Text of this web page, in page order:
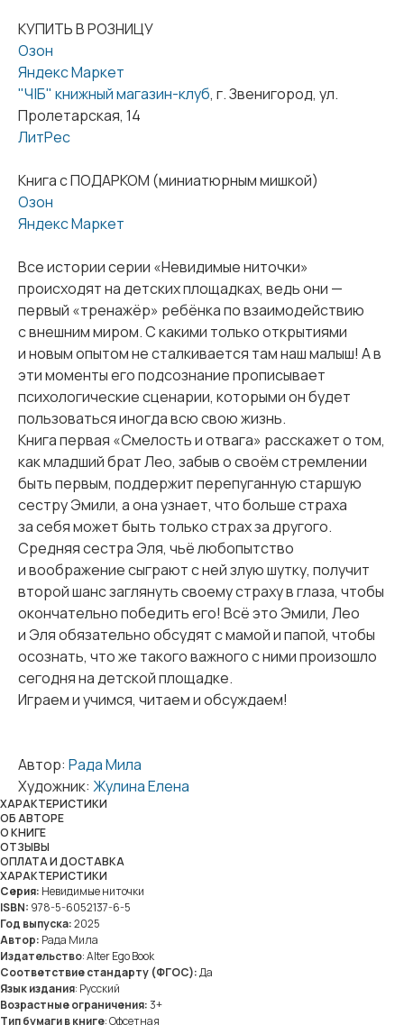
КУПИТЬ В РОЗНИЦУ
Озон
Яндекс Маркет
"Ч|Б" книжный магазин-клуб, г. Звенигород, ул.
Пролетарская, 14
ЛитРес
Книга с ПОДАРКОМ (миниатюрным мишкой)
Озон
Яндекс Маркет
Все истории серии «Невидимые ниточки»
происходят на детских площадках, ведь они —
первый «тренажёр» ребёнка по взаимодействию
с внешним миром. С какими только открытиями
и новым опытом не сталкивается там наш малыш! А в
эти моменты его подсознание прописывает
психологические сценарии, которыми он будет
пользоваться иногда всю свою жизнь.
Книга первая «Смелость и отвага» расскажет о том,
как младший брат Лео, забыв о своём стремлении
быть первым, поддержит перепуганную старшую
сестру Эмили, а она узнает, что больше страха
за себя может быть только страх за другого.
Средняя сестра Эля, чьё любопытство
и воображение сыграют с ней злую шутку, получит
второй шанс заглянуть своему страху в глаза, чтобы
окончательно победить его! Всё это Эмили, Лео
и Эля обязательно обсудят с мамой и папой, чтобы
осознать, что же такого важного с ними произошло
сегодня на детской площадке.
Играем и учимся, читаем и обсуждаем!
Автор: Рада Мила
Художник: Жулина Елена
ХАРАКТЕРИСТИКИ
OБ АВТОРЕ
О КНИГЕ
ОТЗЫВЫ
ОПЛАТА И ДОСТАВКА
ХАРАКТЕРИСТИКИ
Серия: Невидимые ниточки
ISBN: 978-5-6052137-6-5
Год выпуска:2025
Автор: Рада Мила
Издательство: Alter Ego Book
Соответствие стандарту (ФГОС):Да
Язык издания: Русский
Возрастные ограничения:3+
Тип бумаги в книге: Офсетная